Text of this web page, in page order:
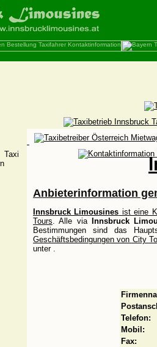
Anbieterinformation
Innsbruck Limousines ist eine
Tours. Alle via Innsbruck
Bestimmungen sind das
Geschäftsbedingungen von City
unter .
Telefon:
Mobil:
Fax: